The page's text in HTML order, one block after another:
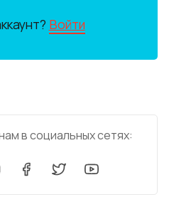
Войти
в социальных сетях: